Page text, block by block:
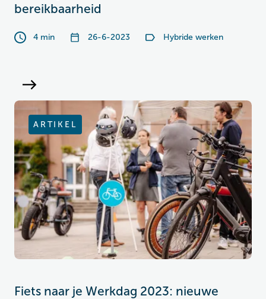
bereikbaarheid
4 min 26-6-2023 Hybride werken
ARTIKEL
Fiets naar je Werkdag 2023: nieuwe